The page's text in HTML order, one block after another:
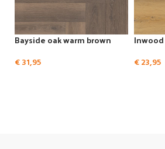
Bayside oak warm brown
€31,95
Inwood
€23,95